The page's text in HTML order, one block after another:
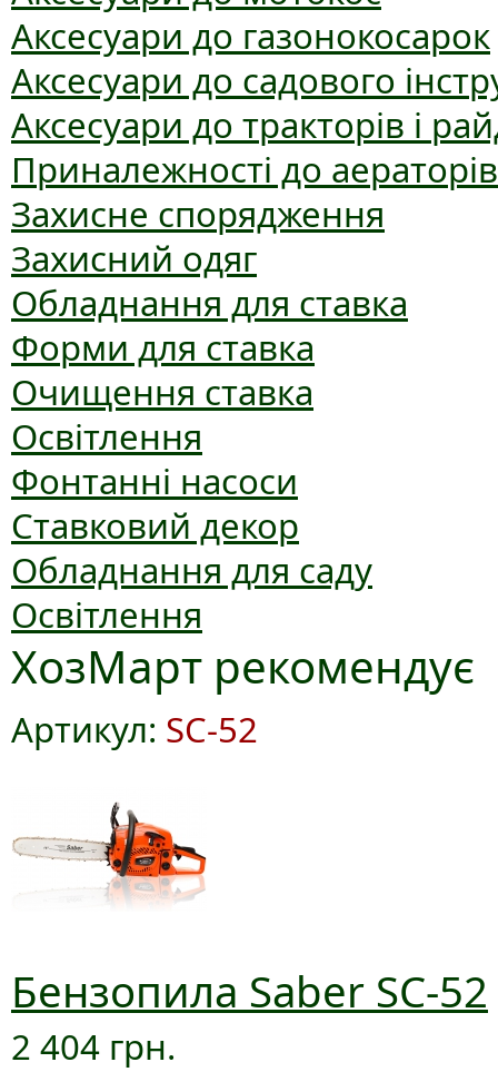
Аксесуари до газонокосарок
Аксесуари до садового
Аксесуари до тракторів і
Приналежності до аераторів
Захисне спорядження
Захисний одяг
Обладнання для ставка
Форми для ставка
Очищення ставка
Освітлення
Фонтанні насоси
Ставковий декор
Обладнання для саду
Освітлення
ХозМарт рекомендує
Артикул: SC-52
Бензопила Saber SC-52
2 404 грн.